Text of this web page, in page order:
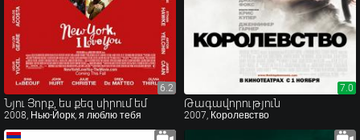
6.2
6.2
Նյու Յորք, ես քեզ սիրում եմ
2008, Нью-Йорк, я люблю тебя
7.0
7.0
Թագավորություն
2007, Королевство